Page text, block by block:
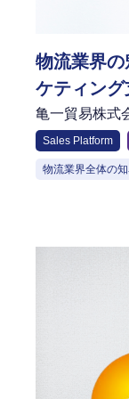
物流業界
ケティン
名度向上の
亀一貿易株式
Sales Platform
物流業界全体の